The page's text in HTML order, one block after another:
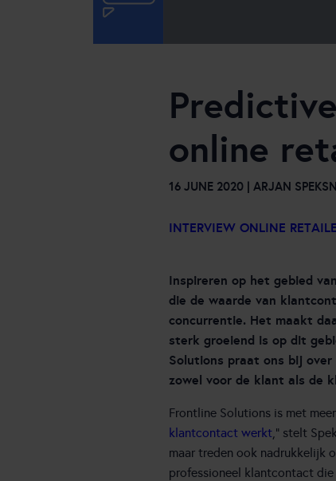
online
16 JUNE 2020 | ARJAN
INTERVIEW ONLINE
Inspireren op het gebied
die de waarde van
concurrentie. Het maakt
sterk groeiend is op dit
Solutions praat ons bij
zowel voor de klant als de
Frontline Solutions is met
klantcontact werkt,” stelt
maar treden ook nadrukkelijk
professioneel klantcontact